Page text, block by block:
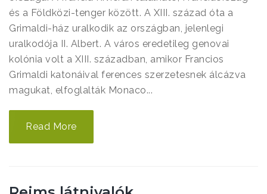
és a Földközi-tenger között. A XIII. század óta a
Grimaldi-ház uralkodik az országban, jelenlegi
uralkodója II. Albert. A város eredetileg genovai
kolónia volt a XIII. században, amikor Francios
Grimaldi katonáival ferences szerzetesnek álcázva
magukat, elfoglalták Monaco...
Read More